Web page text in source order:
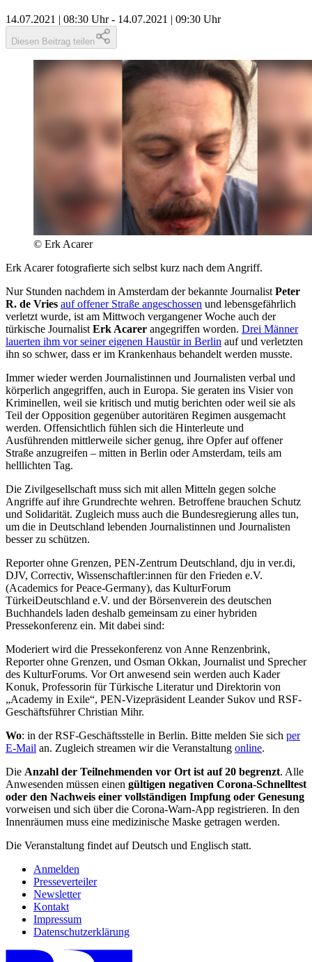
14.07.2021 | 08:30 Uhr- 14.07.2021 | 09:30 Uhr
Diesen Beitrag teilen
© Erk Acarer
Erk Acarer fotografierte sich selbst kurz nach dem Angriff.
Nur Stunden nachdem in Amsterdam der bekannte Journalist Peter
R. de Vries auf offener Straße angeschossen und lebensgefährlich
verletzt wurde, ist am Mittwoch vergangener Woche auch der
türkische Journalist Erk Acarer angegriffen worden. Drei Männer
lauerten ihm vor seiner eigenen Haustür in Berlin auf und verletzten
ihn so schwer, dass er im Krankenhaus behandelt werden musste.
Immer wieder werden Journalistinnen und Journalisten verbal und
körperlich angegriffen, auch in Europa. Sie geraten ins Visier von
Kriminellen, weil sie kritisch und mutig berichten oder weil sie als
Teil der Opposition gegenüber autoritären Regimen ausgemacht
werden. Offensichtlich fühlen sich die Hinterleute und
Ausführenden mittlerweile sicher genug, ihre Opfer auf offener
Straße anzugreifen – mitten in Berlin oder Amsterdam, teils am
helllichten Tag.
Die Zivilgesellschaft muss sich mit allen Mitteln gegen solche
Angriffe auf ihre Grundrechte wehren. Betroffene brauchen Schutz
und Solidarität. Zugleich muss auch die Bundesregierung alles tun,
um die in Deutschland lebenden Journalistinnen und Journalisten
besser zu schützen.
Reporter ohne Grenzen, PEN-Zentrum Deutschland, dju in ver.di,
DJV, Correctiv, Wissenschaftler:innen für den Frieden e.V.
(Academics for Peace-Germany), das KulturForum
TürkeiDeutschland e.V. und der Börsenverein des deutschen
Buchhandels laden deshalb gemeinsam zu einer hybriden
Pressekonferenz ein. Mit dabei sind:
Moderiert wird die Pressekonferenz von Anne Renzenbrink,
Reporter ohne Grenzen, und Osman Okkan, Journalist und Sprecher
des KulturForums. Vor Ort anwesend sein werden auch Kader
Konuk, Professorin für Türkische Literatur und Direktorin von
„Academy in Exile“, PEN-Vizepräsident Leander Sukov und RSF-
Geschäftsführer Christian Mihr.
Wo: in der RSF-Geschäftsstelle in Berlin. Bitte melden Sie sich per
E-Mail an. Zugleich streamen wir die Veranstaltung online.
Die Anzahl der Teilnehmenden vor Ort ist auf 20 begrenzt. Alle
Anwesenden müssen einen gültigen negativen Corona-Schnelltest
oder den Nachweis einer vollständigen Impfung oder Genesung
vorweisen und sich über die Corona-Warn-App registrieren. In den
Innenräumen muss eine medizinische Maske getragen werden.
Die Veranstaltung findet auf Deutsch und Englisch statt.
Anmelden
Presseverteiler
Newsletter
Kontakt
Impressum
Datenschutzerklärung